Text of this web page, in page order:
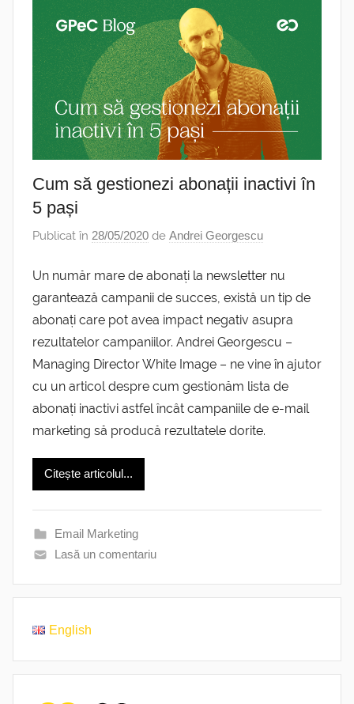
Cum să gestionezi abonații inactivi în
5 pași
Publicat în 28/05/2020 de Andrei Georgescu
Un număr mare de abonați la newsletter nu
garantează campanii de succes, există un tip de
abonați care pot avea impact negativ asupra
rezultatelor campaniilor. Andrei Georgescu –
Managing Director White Image – ne vine în ajutor
cu un articol despre cum gestionăm lista de
abonați inactivi astfel încât campaniile de e-mail
marketing să producă rezultatele dorite.
Citește articolul...
Email Marketing
Lasă un comentariu
English